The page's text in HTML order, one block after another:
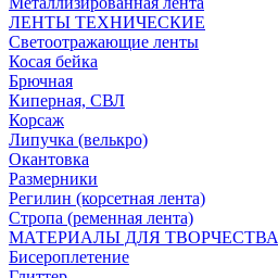
ЛЕНТЫ ТЕХНИЧЕСКИЕ
Светоотражающие ленты
Косая бейка
Брючная
Киперная, СВЛ
Корсаж
Липучка (велькро)
Окантовка
Размерники
Регилин (корсетная лента)
Стропа (ременная лента)
МАТЕРИАЛЫ ДЛЯ ТВОРЧЕСТВА
Бисероплетение